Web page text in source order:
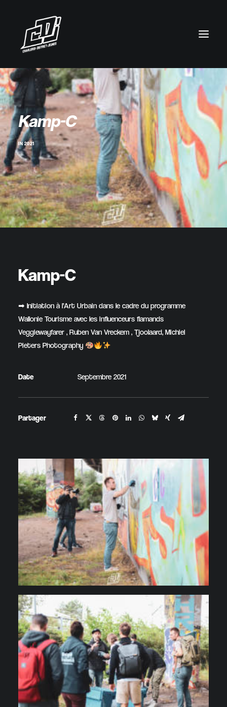
Kamp-C
IN2021
Kamp-C
➡ Initiation à l’Art Urbain dans le cadre du programme
Wallonie Tourisme avec les influenceurs flamands
Veggiewayfarer , Ruben Van Vreckem , Tjoolaard, Michiel
Pieters Photography
Date Septembre 2021
Partager